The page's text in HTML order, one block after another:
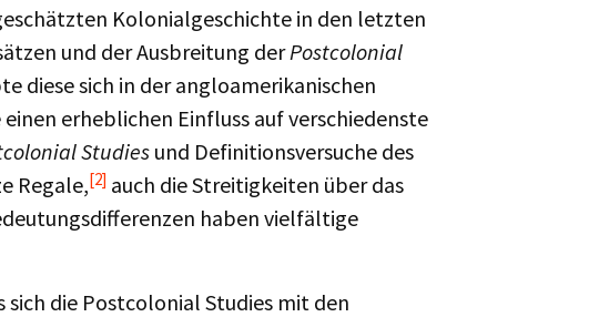
Kolonialgeschichte in den letzten
und der Ausbreitung derPostcolonial
diese sich in der angloamerikanischen
erheblichen Einfluss auf verschiedenste
Studiesund Definitionsversuche des
Regale,[2] auch die Streitigkeiten über das
haben vielfältige
sich die Postcolonial Studies mit den